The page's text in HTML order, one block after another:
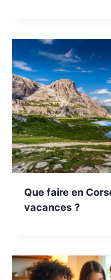
Que faire en
vacances ?